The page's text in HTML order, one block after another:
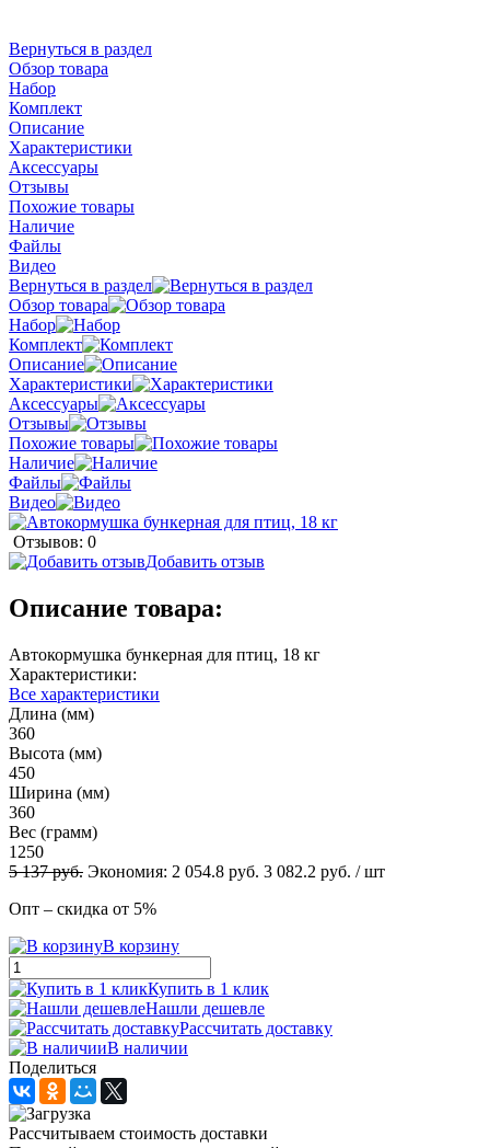
Вернуться в раздел
Обзор товара
Набор
Комплект
Описание
Характеристики
Аксессуары
Отзывы
Похожие товары
Наличие
Файлы
Видео
Вернуться в раздел
Обзор товара
Набор
Комплект
Описание
Характеристики
Аксессуары
Отзывы
Похожие товары
Наличие
Файлы
Видео
Отзывов: 0
Добавить отзыв
Описание товара:
Автокормушка бункерная для птиц, 18 кг
Характеристики:
Все характеристики
Длина (мм)
360
Высота (мм)
450
Ширина (мм)
360
Вес (грамм)
1250
5 137руб. Экономия: 2 054.8 руб. 3 082.2 руб. / шт
Опт – скидка от 5%
В корзину
Купить в 1 клик
Нашли дешевле
Рассчитать доставку
В наличии
Поделиться
Рассчитываем стоимость доставки